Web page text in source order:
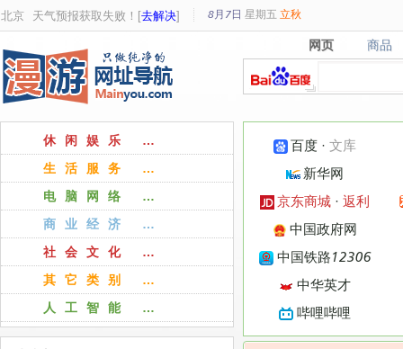
北京 天气预报获取失败！[去解决] 8月7日 星期五 立秋
网页
网页 商品
商品
百度 ·文库
新华网
京东商城 ·返利
中国政府网
中国铁路12306
中华英才
哔哩哔哩
休闲娱乐 …
生活服务 …
电脑网络 …
商业经济 …
社会文化 …
其它类别 …
人工智能 …